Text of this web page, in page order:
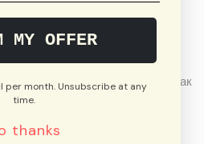
поскольку это
которые дорого содержать в
Белуги и Осетры в Чилливак
Амура и ДаВинчи —
осетровую икру онлайн в
MY OFFER
per month. Unsubscribe at any
time.
thanks